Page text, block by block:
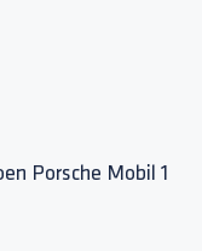
Porsche Mobil 1